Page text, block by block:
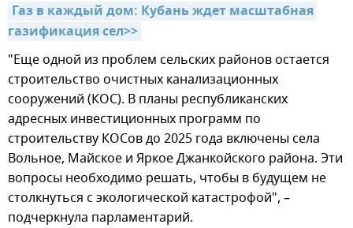
Газ в каждый дом: Кубань ждет масштабная
газификация сел>>
"Еще одной из проблем сельских районов остается
строительство очистных канализационных
сооружений (КОС). В планы республиканских
адресных инвестиционных программ по
строительству КОСов до 2025 года включены села
Вольное, Майское и Яркое Джанкойского района. Эти
вопросы необходимо решать, чтобы в будущем не
столкнуться с экологической катастрофой", –
подчеркнула парламентарий.